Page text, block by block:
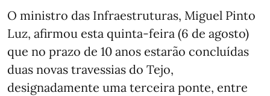
O ministro das Infraestruturas, Miguel Pinto
Luz, afirmou esta quinta-feira (6 de agosto)
que no prazo de 10 anos estarão concluídas
duas novas travessias do Tejo,
designadamente uma terceira ponte, entre